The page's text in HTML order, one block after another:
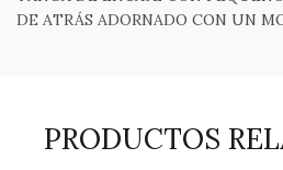
DE ATRÁS ADORNADO CON UN
PRODUCTOS